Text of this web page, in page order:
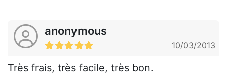
anonymous
10/03/2013
Très frais, très facile, très bon.